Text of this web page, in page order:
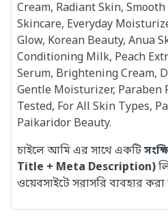
Cream, Radiant Skin,
Skincare, Everyday
Glow, Korean Beauty, Anua
Conditioning Milk, Peach
Serum, Brightening Cream,
Gentle Moisturizer, Paraben
Tested, For All Skin Types,
Paikaridor Beauty.
চাইলে আমি এর সাথে একটি
Title + Meta Description)
ওয়েবসাইটে সরাসরি ব্যবহার